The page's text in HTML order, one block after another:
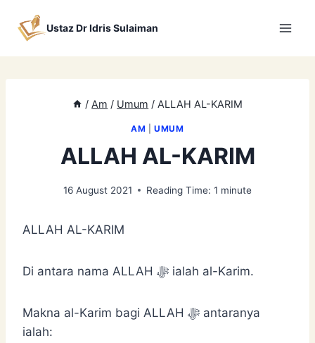
Ustaz Dr Idris Sulaiman
/ Am / Umum / ALLAH AL-KARIM
AM |UMUM
ALLAH AL-KARIM
16 August 2021 Reading Time: 1 minute
ALLAH AL-KARIM
Di antara nama ALLAH ﷻ ialah al-Karim.
Makna al-Karim bagi ALLAH ﷻ antaranya
ialah: